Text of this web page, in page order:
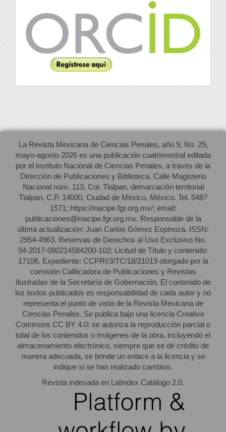
La Revista Mexicana de Ciencias Penales, año 9, No. 29,
mayo-agosto 2026 es una publicación cuatrimestral editada
por el Instituto Nacional de Ciencias Penales, a través de la
Dirección de Publicaciones y Biblioteca. Calle Magisterio
Nacional núm. 113, Col. Tlalpan, demarcación territorial
Tlalpan, C.P. 14000, Ciudad de México, México. Tel. 5487
1571; https://inacipe.fgr.org.mx/; email:
publicaciones@inacipe.fgr.org.mx. Responsable de la
última actualización: Juan Carlos Gómez Espinoza. ISSN:
2954-4963. Reservas de Derechos al Uso Exclusivo No.
04-2017-080214584200-102; Licitud de Título y contenido:
17106. Expediente: CCPRI/3/TC/18/21019 otorgado por la
comisión Calificadora de Publicaciones y Revistas
Ilustradas de la Secretaría de Gobernación. El contenido de
los textos publicados es responsabilidad de cada autor y no
representa el punto de vista de la Revista Mexicana de
Ciencias Penales. Se publica bajo una licencia Creative
Commons CC BY 4.0: se autoriza la reproducción parcial o
total de los contenidos o imágenes de la obra, incluyendo el
almacenamiento electrónico, siempre que se dé crédito de
manera adecuada, se brinde un enlace a la licencia y se
indique si se han realizado cambios.
Revista indexada en Latindex Catálogo 2.0.